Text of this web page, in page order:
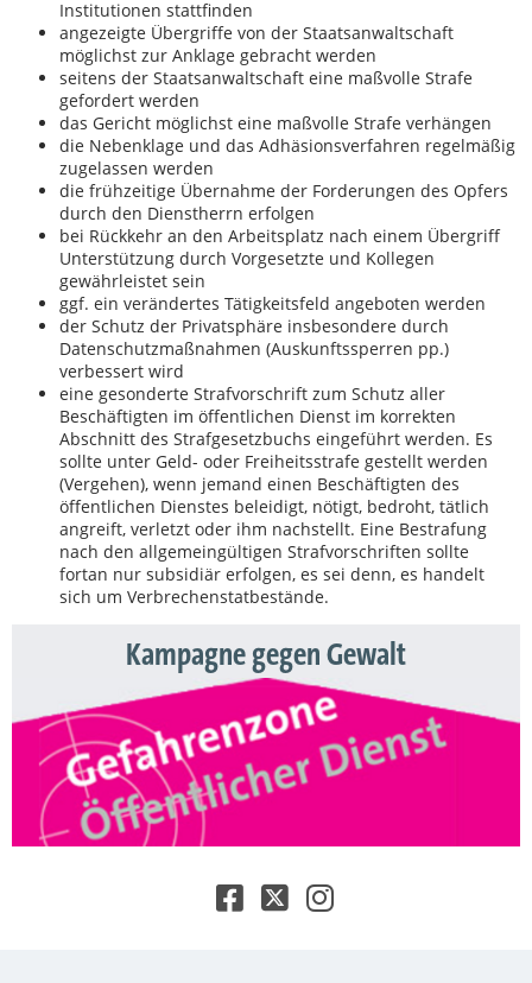
Institutionen stattfinden
angezeigte Übergriffe von der Staatsanwaltschaft
möglichst zur Anklage gebracht werden
seitens der Staatsanwaltschaft eine maßvolle Strafe
gefordert werden
das Gericht möglichst eine maßvolle Strafe verhängen
die Nebenklage und das Adhäsionsverfahren regelmäßig
zugelassen werden
die frühzeitige Übernahme der Forderungen des Opfers
durch den Dienstherrn erfolgen
bei Rückkehr an den Arbeitsplatz nach einem Übergriff
Unterstützung durch Vorgesetzte und Kollegen
gewährleistet sein
ggf. ein verändertes Tätigkeitsfeld angeboten werden
der Schutz der Privatsphäre insbesondere durch
Datenschutzmaßnahmen (Auskunftssperren pp.)
verbessert wird
eine gesonderte Strafvorschrift zum Schutz aller
Beschäftigten im öffentlichen Dienst im korrekten
Abschnitt des Strafgesetzbuchs eingeführt werden. Es
sollte unter Geld- oder Freiheitsstrafe gestellt werden
(Vergehen), wenn jemand einen Beschäftigten des
öffentlichen Dienstes beleidigt, nötigt, bedroht, tätlich
angreift, verletzt oder ihm nachstellt. Eine Bestrafung
nach den allgemeingültigen Strafvorschriften sollte
fortan nur subsidiär erfolgen, es sei denn, es handelt
sich um Verbrechenstatbestände.
Kampagne gegen Gewalt